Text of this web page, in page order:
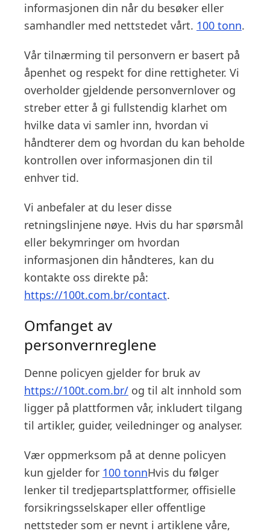
informasjonen din når du besøker eller
samhandler med nettstedet vårt. 100 tonn.
Vår tilnærming til personvern er basert på
åpenhet og respekt for dine rettigheter. Vi
overholder gjeldende personvernlover og
streber etter å gi fullstendig klarhet om
hvilke data vi samler inn, hvordan vi
håndterer dem og hvordan du kan beholde
kontrollen over informasjonen din til
enhver tid.
Vi anbefaler at du leser disse
retningslinjene nøye. Hvis du har spørsmål
eller bekymringer om hvordan
informasjonen din håndteres, kan du
kontakte oss direkte på:
https://100t.com.br/contact.
Omfanget av
personvernreglene
Denne policyen gjelder for bruk av
https://100t.com.br/ og til alt innhold som
ligger på plattformen vår, inkludert tilgang
til artikler, guider, veiledninger og analyser.
Vær oppmerksom på at denne policyen
kun gjelder for 100 tonnHvis du følger
lenker til tredjepartsplattformer, offisielle
forsikringsselskaper eller offentlige
nettsteder som er nevnt i artiklene våre,